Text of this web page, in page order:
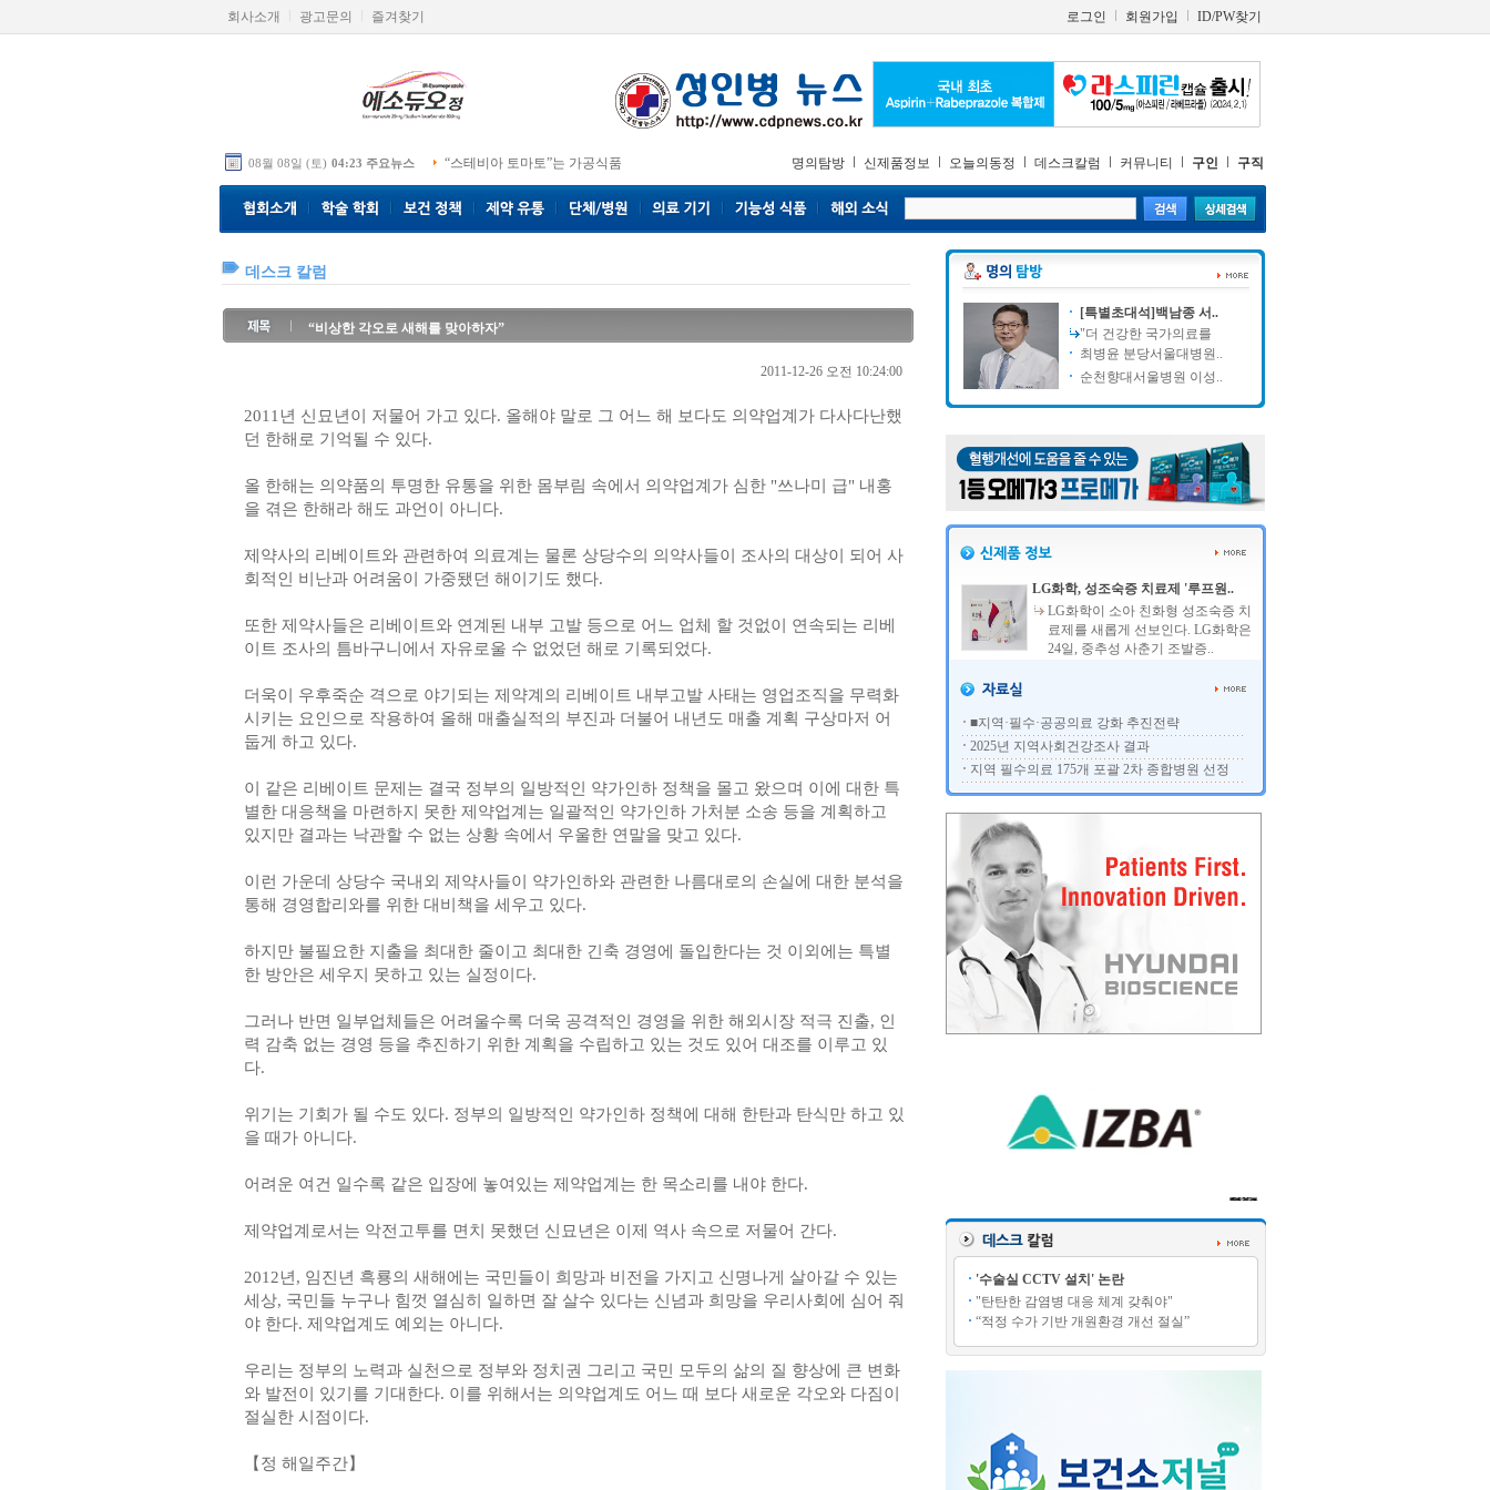
회사소개 광고문의 즐겨찾기 로그인 회원가입 ID/PW찾기
08월 08일 (토) 04:23 주요뉴스 “스테비아 토마토”는 가공식품 명의탐방 신제품정보 오늘의동정 데스크칼럼 커뮤니티 구인 구직
데스크 칼럼
“비상한 각오로 새해를 맞아하자”
2011-12-26 오전 10:24:00
2011년 신묘년이 저물어 가고 있다. 올해야 말로 그 어느 해 보다도 의약업계가 다사다난했
던 한해로 기억될 수 있다.
올 한해는 의약품의 투명한 유통을 위한 몸부림 속에서 의약업계가 심한 "쓰나미 급" 내홍
을 겪은 한해라 해도 과언이 아니다.
제약사의 리베이트와 관련하여 의료계는 물론 상당수의 의약사들이 조사의 대상이 되어 사
회적인 비난과 어려움이 가중됐던 해이기도 했다.
또한 제약사들은 리베이트와 연계된 내부 고발 등으로 어느 업체 할 것없이 연속되는 리베
이트 조사의 틈바구니에서 자유로울 수 없었던 해로 기록되었다.
더욱이 우후죽순 격으로 야기되는 제약계의 리베이트 내부고발 사태는 영업조직을 무력화
시키는 요인으로 작용하여 올해 매출실적의 부진과 더불어 내년도 매출 계획 구상마저 어
둡게 하고 있다.
이 같은 리베이트 문제는 결국 정부의 일방적인 약가인하 정책을 몰고 왔으며 이에 대한 특
별한 대응책을 마련하지 못한 제약업계는 일괄적인 약가인하 가처분 소송 등을 계획하고
있지만 결과는 낙관할 수 없는 상황 속에서 우울한 연말을 맞고 있다.
이런 가운데 상당수 국내외 제약사들이 약가인하와 관련한 나름대로의 손실에 대한 분석을
통해 경영합리와를 위한 대비책을 세우고 있다.
하지만 불필요한 지출을 최대한 줄이고 최대한 긴축 경영에 돌입한다는 것 이외에는 특별
한 방안은 세우지 못하고 있는 실정이다.
그러나 반면 일부업체들은 어려울수록 더욱 공격적인 경영을 위한 해외시장 적극 진출, 인
력 감축 없는 경영 등을 추진하기 위한 계획을 수립하고 있는 것도 있어 대조를 이루고 있
다.
위기는 기회가 될 수도 있다. 정부의 일방적인 약가인하 정책에 대해 한탄과 탄식만 하고 있
을 때가 아니다.
어려운 여건 일수록 같은 입장에 놓여있는 제약업계는 한 목소리를 내야 한다.
제약업계로서는 악전고투를 면치 못했던 신묘년은 이제 역사 속으로 저물어 간다.
2012년, 임진년 흑룡의 새해에는 국민들이 희망과 비전을 가지고 신명나게 살아갈 수 있는
세상, 국민들 누구나 힘껏 열심히 일하면 잘 살수 있다는 신념과 희망을 우리사회에 심어 줘
야 한다. 제약업계도 예외는 아니다.
우리는 정부의 노력과 실천으로 정부와 정치권 그리고 국민 모두의 삶의 질 향상에 큰 변화
와 발전이 있기를 기대한다. 이를 위해서는 의약업계도 어느 때 보다 새로운 각오와 다짐이
절실한 시점이다.
【정 해일주간】
[특별초대석]백남종 서..
"더 건강한 국가의료를
최병윤 분당서울대병원..
순천향대서울병원 이성..
LG화학, 성조숙증 치료제 '루프원..
LG화학이 소아 친화형 성조숙증 치
료제를 새롭게 선보인다. LG화학은
24일, 중추성 사춘기 조발증..
■지역·필수·공공의료 강화 추진전략
2025년 지역사회건강조사 결과
지역 필수의료 175개 포괄 2차 종합병원 선정
'수술실 CCTV 설치' 논란
"탄탄한 감염병 대응 체계 갖춰야"
“적정 수가 기반 개원환경 개선 절실”